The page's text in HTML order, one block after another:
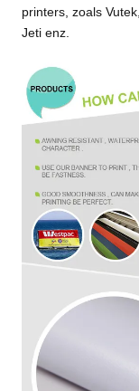
printers, zoals
Jeti enz.